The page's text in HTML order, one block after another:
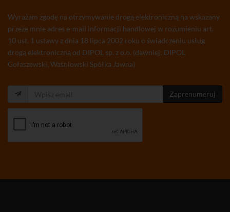
Wyrażam zgodę na otrzymywanie drogą elektroniczną na wskazany
przeze mnie adres e-mail informacji handlowej w rozumieniu art.
10 ust. 1 ustawy z dnia 18 lipca 2002 roku o świadczeniu usług
drogą elektroniczną od DIPOL sp. z o.o. (dawniej: DIPOL
Gołaszewski, Waśniowski Spółka Jawna)
Zaprenumeruj